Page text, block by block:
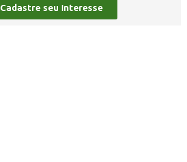
Cadastre seu Interesse